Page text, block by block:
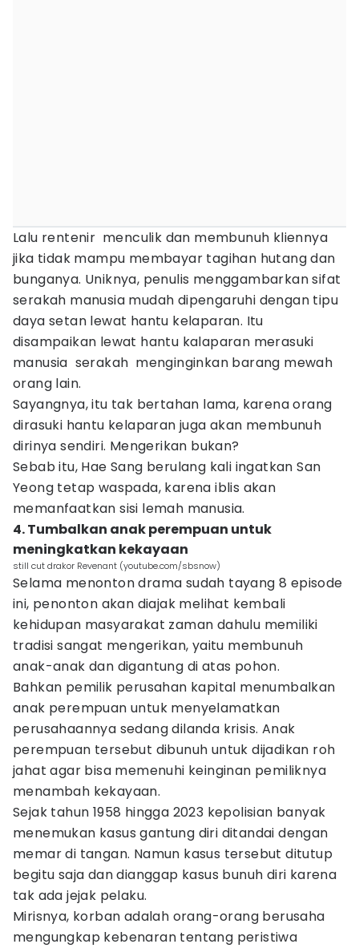
Lalu rentenir menculik dan membunuh kliennya
jika tidak mampu membayar tagihan hutang dan
bunganya. Uniknya, penulis menggambarkan sifat
serakah manusia mudah dipengaruhi dengan tipu
daya setan lewat hantu kelaparan. Itu
disampaikan lewat hantu kalaparan merasuki
manusia serakah menginginkan barang mewah
orang lain.
Sayangnya, itu tak bertahan lama, karena orang
dirasuki hantu kelaparan juga akan membunuh
dirinya sendiri. Mengerikan bukan?
Sebab itu, Hae Sang berulang kali ingatkan San
Yeong tetap waspada, karena iblis akan
memanfaatkan sisi lemah manusia.
4. Tumbalkan anak perempuan untuk
meningkatkan kekayaan
still cut drakor Revenant (youtube.com/sbsnow)
Selama menonton drama sudah tayang 8 episode
ini, penonton akan diajak melihat kembali
kehidupan masyarakat zaman dahulu memiliki
tradisi sangat mengerikan, yaitu membunuh
anak-anak dan digantung di atas pohon.
Bahkan pemilik perusahan kapital menumbalkan
anak perempuan untuk menyelamatkan
perusahaannya sedang dilanda krisis. Anak
perempuan tersebut dibunuh untuk dijadikan roh
jahat agar bisa memenuhi keinginan pemiliknya
menambah kekayaan.
Sejak tahun 1958 hingga 2023 kepolisian banyak
menemukan kasus gantung diri ditandai dengan
memar di tangan. Namun kasus tersebut ditutup
begitu saja dan dianggap kasus bunuh diri karena
tak ada jejak pelaku.
Mirisnya, korban adalah orang-orang berusaha
mengungkap kebenaran tentang peristiwa